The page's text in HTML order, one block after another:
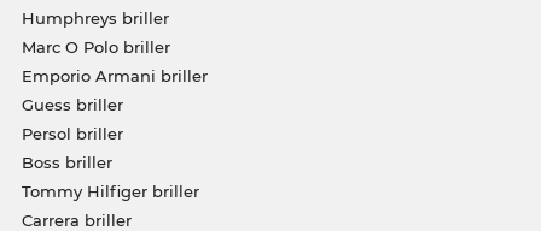
Humphreys briller
Marc O Polo briller
Emporio Armani briller
Guess briller
Persol briller
Boss briller
Tommy Hilfiger briller
Carrera briller